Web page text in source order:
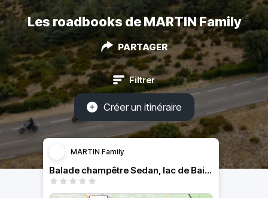
Les roadbooks de MARTIN Family
PARTAGER
Filtrer
Créer un itinéraire
MARTIN Family
Balade champêtre Sedan, lac de Bairon, Stone